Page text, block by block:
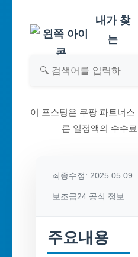
내가 찾
는
이 포스팅은 쿠팡 파트너
른 일정액의 수수
최종수정: 2025.05.09
보조금24 공식 정보
주요내용